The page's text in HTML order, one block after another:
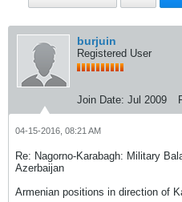
burjuin
Registered User
Join Date: Jul 2009
04-15-2016, 08:21 AM
Re: Nagorno-Karabagh: Military
Azerbaijan
Armenian positions in direction of